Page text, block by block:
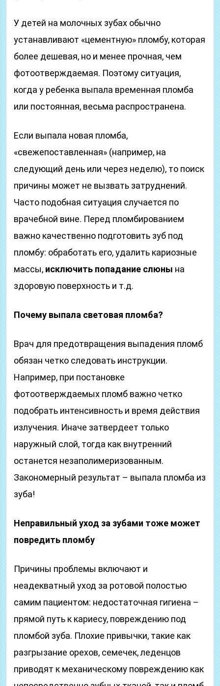
У детей на молочных зубах обычно
устанавливают «цементную» пломбу, которая
более дешевая, но и менее прочная, чем
фотоотверждаемая. Поэтому ситуация,
когда у ребенка выпала временная пломба
или постоянная, весьма распространена.
Если выпала новая пломба,
«свежепоставленная» (например, на
следующий день или через неделю), то поиск
причины может не вызвать затруднений.
Часто подобная ситуация случается по
врачебной вине. Перед пломбированием
важно качественно подготовить зуб под
пломбу: обработать его, удалить кариозные
массы, исключить попадание слюны на
здоровую поверхность и т.д.
Почему выпала световая пломба?
Врач для предотвращения выпадения пломб
обязан четко следовать инструкции.
Например, при постановке
фотоотверждаемых пломб важно четко
подобрать интенсивность и время действия
излучения. Иначе затвердеет только
наружный слой, тогда как внутренний
останется незаполимеризованным.
Закономерный результат – выпала пломба из
зуба!
Неправильный уход за зубами тоже может
повредить пломбу
Причины проблемы включают и
неадекватный уход за ротовой полостью
самим пациентом: недостаточная гигиена –
прямой путь к кариесу, повреждению под
пломбой зуба. Плохие привычки, такие как
разгрызание орехов, семечек, леденцов
приводят к механическому повреждению как